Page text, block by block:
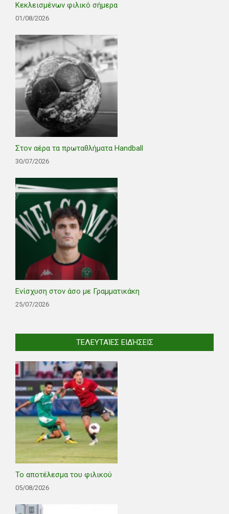
Κεκλεισμένων φιλικό σήμερα
01/08/2026
Στον αέρα τα πρωταθλήματα Handball
30/07/2026
Ενίσχυση στον άσο με Γραμματικάκη
25/07/2026
ΤΕΛΕΥΤΑΊΕΣ ΕΙΔΉΣΕΙΣ
Το αποτέλεσμα του φιλικού
05/08/2026